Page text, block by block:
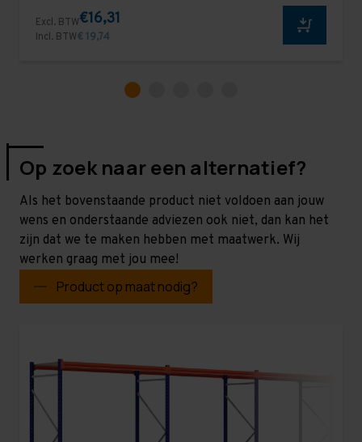
Excl. BTW€16,31
Incl. BTW€ 19,74
Op zoek naar een alternatief?
Als het bovenstaande product niet voldoen aan jouw
wens en onderstaande adviezen ook niet, dan kan het
zijn dat we te maken hebben met maatwerk. Wij
werken graag met jou mee!
Product op maat nodig?